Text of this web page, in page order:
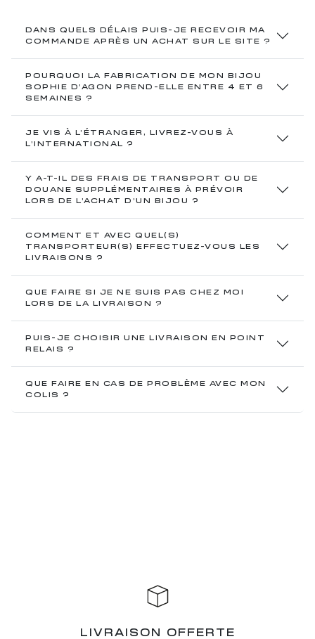
DANS QUELS DÉLAIS PUIS-JE RECEVOIR MA
COMMANDE APRÈS UN ACHAT SUR LE SITE ?
POURQUOI LA FABRICATION DE MON BIJOU
SOPHIE D’AGON PREND-ELLE ENTRE 4 ET 6
SEMAINES ?
JE VIS À L’ÉTRANGER, LIVREZ-VOUS À
L’INTERNATIONAL ?
Y A-T-IL DES FRAIS DE TRANSPORT OU DE
DOUANE SUPPLÉMENTAIRES À PRÉVOIR
LORS DE L’ACHAT D’UN BIJOU ?
COMMENT ET AVEC QUEL(S)
TRANSPORTEUR(S) EFFECTUEZ-VOUS LES
LIVRAISONS ?
QUE FAIRE SI JE NE SUIS PAS CHEZ MOI
LORS DE LA LIVRAISON ?
PUIS-JE CHOISIR UNE LIVRAISON EN POINT
RELAIS ?
QUE FAIRE EN CAS DE PROBLÈME AVEC MON
COLIS ?
LIVRAISON OFFERTE